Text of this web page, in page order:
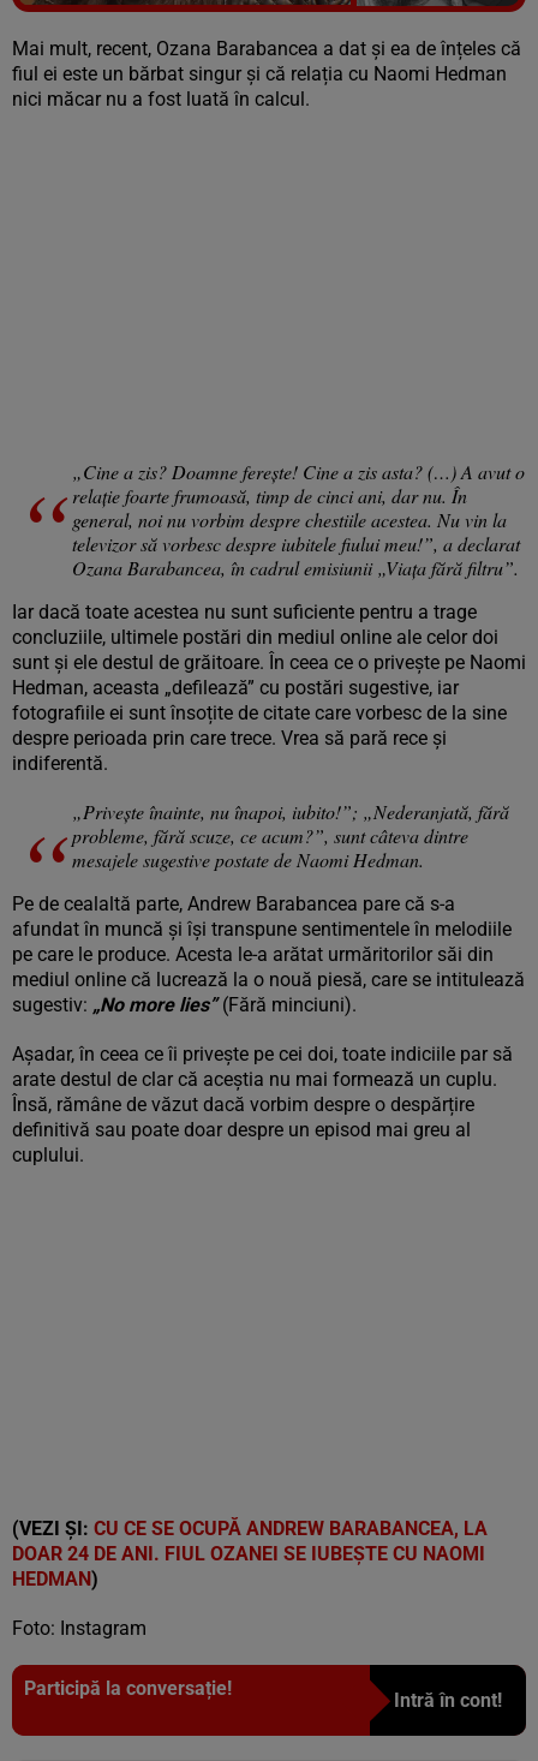
Vezi galeria foto
24 poze
Mai mult, recent, Ozana Barabancea a dat și ea de înțeles că
fiul ei este un bărbat singur și că relația cu Naomi Hedman
nici măcar nu a fost luată în calcul.
„Cine a zis? Doamne ferește! Cine a zis asta? (…) A avut o
relație foarte frumoasă, timp de cinci ani, dar nu. În
general, noi nu vorbim despre chestiile acestea. Nu vin la
televizor să vorbesc despre iubitele fiului meu!”, a declarat
Ozana Barabancea, în cadrul emisiunii „Viața fără filtru”.
Iar dacă toate acestea nu sunt suficiente pentru a trage
concluziile, ultimele postări din mediul online ale celor doi
sunt și ele destul de grăitoare. În ceea ce o privește pe Naomi
Hedman, aceasta „defilează” cu postări sugestive, iar
fotografiile ei sunt însoțite de citate care vorbesc de la sine
despre perioada prin care trece. Vrea să pară rece și
indiferentă.
„Privește înainte, nu înapoi, iubito!”; „Nederanjată, fără
probleme, fără scuze, ce acum?”, sunt câteva dintre
mesajele sugestive postate de Naomi Hedman.
Pe de cealaltă parte, Andrew Barabancea pare că s-a
afundat în muncă și își transpune sentimentele în melodiile
pe care le produce. Acesta le-a arătat urmăritorilor săi din
mediul online că lucrează la o nouă piesă, care se intitulează
sugestiv: „No more lies” (Fără minciuni).
Așadar, în ceea ce îi privește pe cei doi, toate indiciile par să
arate destul de clar că aceștia nu mai formează un cuplu.
Însă, rămâne de văzut dacă vorbim despre o despărțire
definitivă sau poate doar despre un episod mai greu al
cuplului.
(VEZI ȘI: CU CE SE OCUPĂ ANDREW BARABANCEA, LA
DOAR 24 DE ANI. FIUL OZANEI SE IUBEȘTE CU NAOMI
HEDMAN)
Foto: Instagram
Participă la conversație!
Intră în cont!